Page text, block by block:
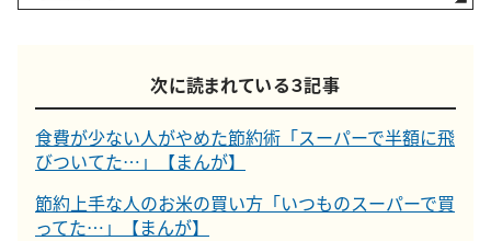
次に読まれている３記事
食費が少ない人がやめた節約術「スーパーで半額に飛
びついてた…」【まんが】
節約上手な人のお米の買い方「いつものスーパーで買
ってた…」【まんが】